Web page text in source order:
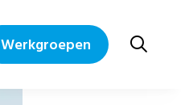
Werkgroepen